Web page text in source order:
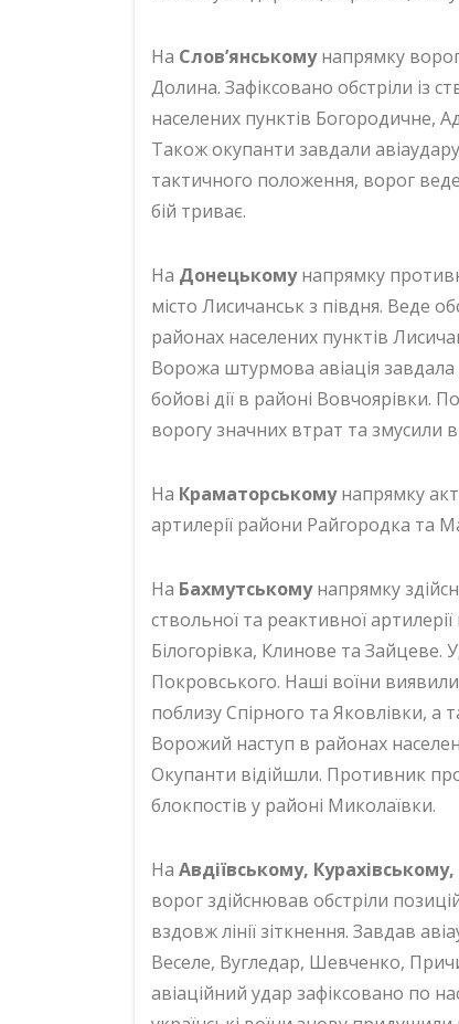
На Слов’янськомунапрямку
Долина. Зафіксовано обстріли із
населених пунктів Богородичне,
Також окупанти завдали
тактичного положення, ворог
бій триває.
На Донецькомунапрямку
місто Лисичанськ з півдня. Веде
районах населених пунктів
Ворожа штурмова авіація
бойові дії в районі Вовчоярівки.
ворогу значних втрат та змусили
На Краматорськомунапрямку
артилерії райони Райгородка та
На Бахмутськомунапрямку
ствольної та реактивної
Білогорівка, Клинове та Зайцеве.
Покровського. Наші воїни
поблизу Спірного та Яковлівки,
Ворожий наступ в районах
Окупанти відійшли. Противник
блокпостів у районі Миколаївки.
На Авдіївському,
ворог здійснював обстріли
вздовж лінії зіткнення. Завдав
Веселе, Вугледар, Шевченко,
авіаційний удар зафіксовано по